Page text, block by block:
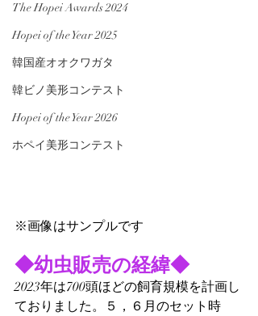
The Hopei Awards 2024
Hopei of the Year 2025
韓国産オオクワガタ
韓ビノ美形コンテスト
Hopei of the Year 2026
ホペイ美形コンテスト
※画像はサンプルです
◆幼虫販売の経緯◆
2023年は700頭ほどの飼育規模を計画し
ておりました。５，６月のセット時